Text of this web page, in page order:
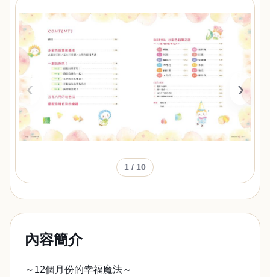
‹ ›
1 / 10
內容簡介
～12個月份的幸福魔法～